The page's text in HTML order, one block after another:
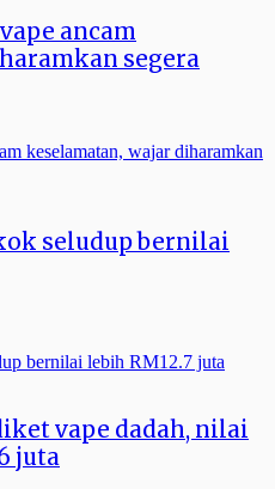
ancam
segera
seludup bernilai
vape dadah, nilai
juta